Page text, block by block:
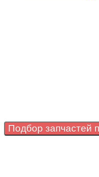
Подбор запчастей